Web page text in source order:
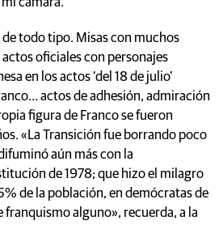
cámara.
todo tipo. Misas con muchos
oficiales con personajes
en los actos ‘del 18 de julio’
actos de adhesión, admiración
figura de Franco se fueron
«La Transición fue borrando poco
aún más con la
de 1978; que hizo el milagro
de la población, en demócratas de
franquismo alguno», recuerda, a la